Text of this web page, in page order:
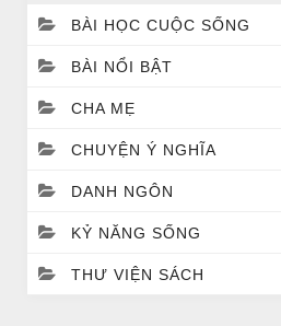
CHUYỆN Ý NGHĨA
NGƯỜI GIÀU THỰC SỰ
BÀI HỌC CUỘC SỐNG
BÀI NỔI BẬT
CHA MẸ
CHUYỆN Ý NGHĨA
DANH NGÔN
KỶ NĂNG SỐNG
THƯ VIỆN SÁCH